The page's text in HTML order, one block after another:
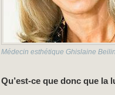
Médecin esthétique Ghislaine Beilin
Qu’est-ce que donc que la